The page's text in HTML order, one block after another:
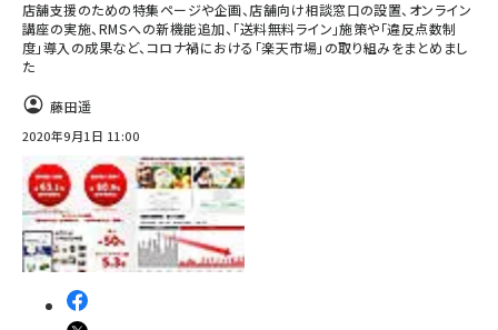
店舗支援のための特集ページや企画、店舗向け相談窓口の設置、オンライン
講座の実施、RMSへの新機能追加、「送料無料ライン」施策や「違反点数制
度」導入の成果など、コロナ禍における「楽天市場」の取り組みをまとめまし
た
藤田遥
2020年9月1日 11:00